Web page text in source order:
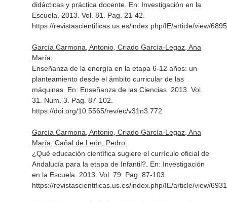
didácticas y práctica docente. En: Investigación en la
Escuela . 2013. Vol. 81. Pag. 21-42.
https://revistascientificas.us.es/index.php/IE/article/view/6895
García Carmona, Antonio, Criado García-Legaz, Ana
María:
Enseñanza de la energía en la etapa 6-12 años: un
planteamiento desde el ámbito curricular de las
máquinas. En: Enseñanza de las Ciencias. 2013. Vol.
31. Núm. 3. Pag. 87-102.
https://doi.org/10.5565/rev/ec/v31n3.772
García Carmona, Antonio, Criado García-Legaz, Ana
María, Cañal de León, Pedro:
¿Qué educación científica sugiere el currículo oficial de
Andalucía para la etapa de Infantil?. En: Investigación
en la Escuela . 2013. Vol. 79. Pag. 87-103.
https://revistascientificas.us.es/index.php/IE/article/view/6931